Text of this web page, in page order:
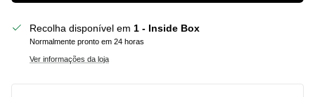
Recolha disponível em 1 - Inside Box
Normalmente pronto em 24 horas
Ver informações da loja